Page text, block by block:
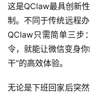
这是QClaw最具创新
制。不同于传统远程
QClaw只需简单三
令，就能让微信变身
干”的高效体验。
无论是下班回家后突